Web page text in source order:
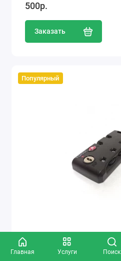
Главная Услуги Поиск
500р.
Заказать
Популярный
Замок кодовый S-024